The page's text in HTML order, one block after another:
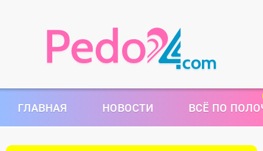
ГЛАВНАЯ НОВОСТИ ВСЁ ПО